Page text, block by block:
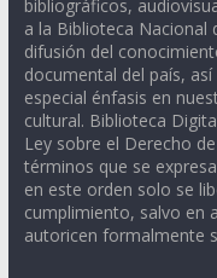
bibliográficos,
a la Biblioteca Nacional
difusión del
documental del país,
especial énfasis en
cultural. Biblioteca
Ley sobre el Derecho
términos que se
en este orden solo se
cumplimiento, salvo en
autoricen formalmente